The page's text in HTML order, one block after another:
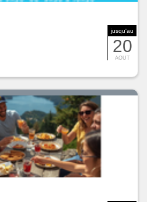
jusqu'au
20
AOUT